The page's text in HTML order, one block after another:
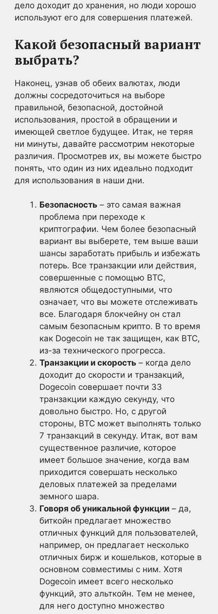
дело доходит до хранения, но люди хорошо
используют его для совершения платежей.
Какой безопасный вариант
выбрать?
Наконец, узнав об обеих валютах, люди
должны сосредоточиться на выборе
правильной, безопасной, достойной
использования, простой в обращении и
имеющей светлое будущее. Итак, не теряя
ни минуты, давайте рассмотрим некоторые
различия. Просмотрев их, вы можете быстро
понять, что один из них идеально подходит
для использования в наши дни.
Безопасность – это самая важная
проблема при переходе к
криптографии. Чем более безопасный
вариант вы выберете, тем выше ваши
шансы заработать прибыль и избежать
потерь. Все транзакции или действия,
совершенные с помощью BTC,
являются общедоступными, что
означает, что вы можете отслеживать
все. Благодаря блокчейну он стал
самым безопасным крипто. В то время
как Dogecoin не так защищен, как BTC,
из-за технического прогресса.
Транзакции и скорость – когда дело
доходит до скорости и транзакций,
Dogecoin совершает почти 33
транзакции каждую секунду, что
довольно быстро. Но, с другой
стороны, BTC может выполнять только
7 транзакций в секунду. Итак, вот вам
существенное различие, которое
имеет большое значение, когда вам
приходится совершать несколько
деловых платежей за пределами
земного шара.
Говоря об уникальной функции – да,
биткойн предлагает множество
отличных функций для пользователей,
например, он предлагает несколько
отличных бирж и кошельков, которые в
основном совместимы с ним. Хотя
Dogecoin имеет всего несколько
функций, это альткойн. Тем не менее,
для него доступно множество